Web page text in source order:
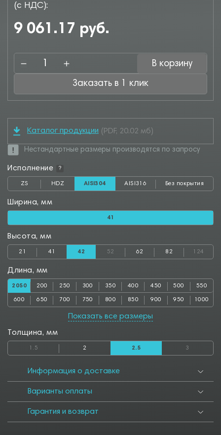
(с НДС):
9 061.17 руб.
В корзину
Заказать в 1 клик
Каталог продукции (PDF, 20.02 мб)
Нестандартные размеры производятся по запросу
Исполнение ?
ZS HDZ AISI304 AISI316 Без покрытия
Ширина, мм
41
Высота, мм
21 41 42 52 62 82 124
Длина, мм
2050 200 250 300 350 400 450 500 550
600 650 700 750 800 850 900 950 1000
1150 1200 1250 1300 1350
1950 2000 2500 2550 2800 2850 3000 3050 3500
3550 4000 4050 4500 4550 5000 5050 5500 5550
6000
Показать все размеры
Толщина, мм
1.5 2 2.5 3
Информация о доставке
Варианты оплаты
Гарантия и возврат